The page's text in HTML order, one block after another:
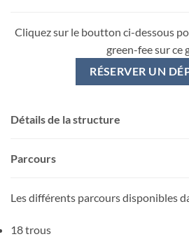
Cliquez sur le boutton ci-dessous
green-fee sur ce
RÉSERVER UN
Détails de la structure
Parcours
Les différents parcours disponibles
18 trous